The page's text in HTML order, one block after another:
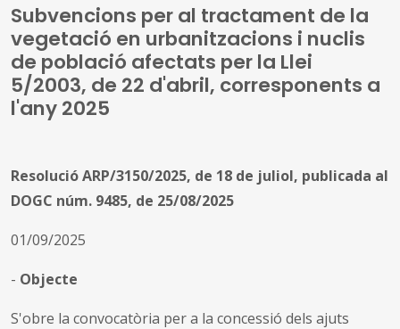
Subvencions per al tractament de la
vegetació en urbanitzacions i nuclis
de població afectats per la Llei
5/2003, de 22 d'abril, corresponents a
l'any 2025
Resolució ARP/3150/2025, de 18 de juliol, publicada al
DOGC núm. 9485, de 25/08/2025
01/09/2025
- Objecte
S'obre la convocatòria per a la concessió dels ajuts